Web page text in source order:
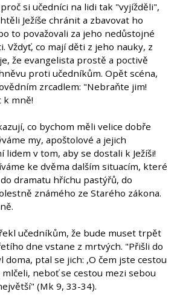
si učedníci na lidi tak "vyjížděli",
Ježíše chránit a zbavovat ho
to považovali za jeho nedůstojné
Vždyť, co mají děti z jeho nauky, z
že evangelista prostě a poctivě
proti učedníkům. Opět scéna,
zrcadlem: "Nebraňte jim!
k mně!
co bychom měli velice dobře
my, apoštolové a jejich
v tom, aby se dostali k Ježíši!
ke dvěma dalším situacím, které
dramatu hříchu pastýřů, do
známého ze Starého zákona.
učedníkům, že bude muset trpět
dne vstane z mrtvých. "Přišli do
doma, ptal se jich: ,O čem jste cestou
mlčeli, neboť se cestou mezi sebou
(Mk 9, 33-34).